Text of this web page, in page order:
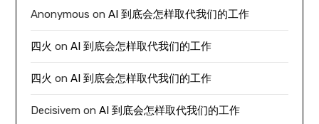
Anonymous onAI 到底会怎样取代我们的工作
四火 onAI 到底会怎样取代我们的工作
四火 onAI 到底会怎样取代我们的工作
Decisivem onAI 到底会怎样取代我们的工作